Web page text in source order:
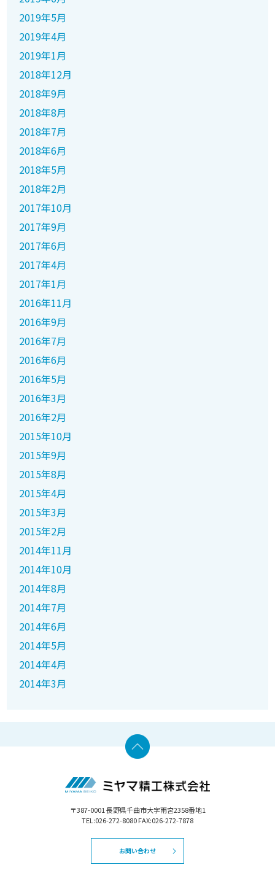
2019年5月
2019年4月
2019年1月
2018年12月
2018年9月
2018年8月
2018年7月
2018年6月
2018年5月
2018年2月
2017年10月
2017年9月
2017年6月
2017年4月
2017年1月
2016年11月
2016年9月
2016年7月
2016年6月
2016年5月
2016年3月
2016年2月
2015年10月
2015年9月
2015年8月
2015年4月
2015年3月
2015年2月
2014年11月
2014年10月
2014年8月
2014年7月
2014年6月
2014年5月
2014年4月
2014年3月
〒387-0001 長野県千曲市大字雨宮2358番地1
TEL:026-272-8080 FAX:026-272-7878
お問い合わせ